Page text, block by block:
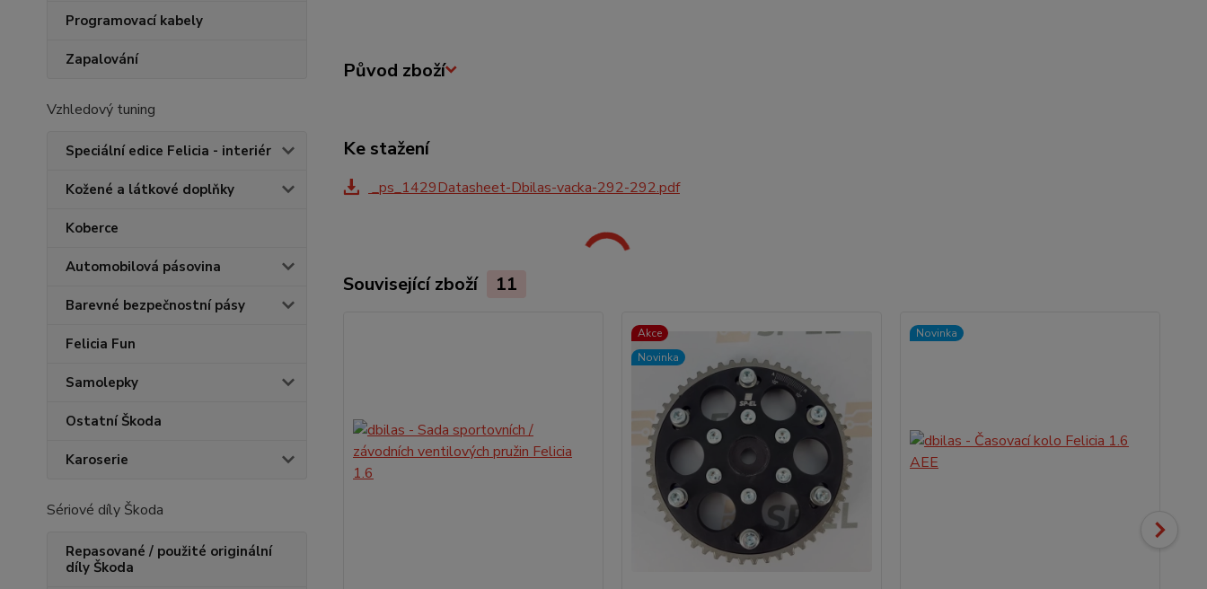
Programovací kabely
Zapalování
Vzhledový tuning
Speciální edice Felicia - interiér
Kožené a látkové doplňky
Koberce
Automobilová pásovina
Barevné bezpečnostní pásy
Felicia Fun
Samolepky
Ostatní Škoda
Karoserie
Sériové díly Škoda
Repasované / použité originální
díly Škoda
Původ zboží
Ke stažení
_ps_1429Datasheet-Dbilas-vacka-292-292.pdf
Související zboží 11
Akce
Novinka
Novinka